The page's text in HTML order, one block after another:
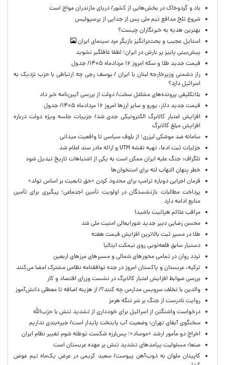
باد و گردوخاک در بخش‌هایی از کشور/ دریای مازندران مواج است
شروع تلخ مدافع تیم ملی پس از جدایی از پرسپولیس
بهترین هدیه به خبرنگاران چیست؟
استایل عجیب و بحث‌برانگیز بازیگر مرد سینمای ایران
پیش‌بینی پاییز پر بارش در ایران؛ لطفا غافلگیر نشوید
قیمت جدید طلا و سکه امروز ۱۶ مردادماه ۱۴۰۵/ جدول
راز دشمنی وزیرخارجه لبنان با ایران / یوسف رجی چه ارتباطی با حزب نزدیک به
اسرائیل دارد؟
بلاتکلیفی پرونده‌های مشاغل سخت/ دولت از بررسی آیین‌نامه خبر داد
قیمت جدید دلار، یورو و سایر ارزها امروز ۱۶ مردادماه ۱۴۰۵/ جدول
افزایش اعتبار کالابرگ الکترونیکی جدی شد/ جزییات جلسه ویژه دولت درباره
افزایش مبلغ کالابرگ
سامانه ضد موشکی لیزری؛ از بلوف سیاسی تا واقعیت میدانی
جزئیات ثبت ادعا، تهیه نقشه UTM و ارائه مادر سند اعلام شد
تلگراف: جنگ علیه ایران ممکن است به یکی از اشتباهات تاریخ تبدیل شود
خطر پنهان التهاب لثه برای استخوان‌ها
فرمان اجرایی دوباره ترامپ برای محدود کردن «حق تابعیت بر اساس تولد»
پرداخت مطالبات بازنشستگان در اولویت تأمین اجتماعی؛ پیگیری برای تأمین
منابع ادامه دارد
مراقب علائم هپاتیت باشید!
محسن رضایی دبیر جدید شورایعالی امنیت ملی شد
طلا در مسیر ثبت بالاترین افزایش قیمت هفته
دستیار سابق قلعه‌نویی روی نیمکت ایتالیا
تردد روان در تمامی محورهای شمالی و مسیرهای مرزهای اربعین
ترکیه، عربستان و پاکستان امروز در جده توافقنامه نظامی مشترک امضا می‌کنند
بررسی ضوابط افزایش اعتبار کالابرگ در نشست وزرای اقتصاد و کار
والدین با تخلف سرویس مدارس چه کنند؟/ از هزینه اضافه تا معطلی دانش‌آموز
روایت نادرست از جنگ بر سَر تنگه هرمز
درخواست واشنگتن از اسرائیل برای خودداری از تشدید تنش با حزب‌الله
سخنگوی آبفای تهران: وضعیت آب پایتخت پایدار است/ جیره‌بندی نداریم
اخراج دو مأمور ارشد «موساد»؛ پس‌لرزه شکست توطئه شوم تغییر نظام ایران
صنعا: مسئولیت پیامدهای تشدید تنش بر عهده عربستان است
کاپیتان ملوان به ذوب‌آهن پیوست/ سعید کریمی در عرض یک‌ماه تیم عوض